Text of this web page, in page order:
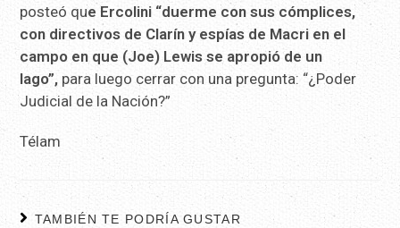
posteó que Ercolini “duerme con sus cómplices,
con directivos de Clarín y espías de Macri en el
campo en que (Joe) Lewis se apropió de un
lago”, para luego cerrar con una pregunta: “¿Poder
Judicial de la Nación?”
Télam
TAMBIÉN TE PODRÍA GUSTAR